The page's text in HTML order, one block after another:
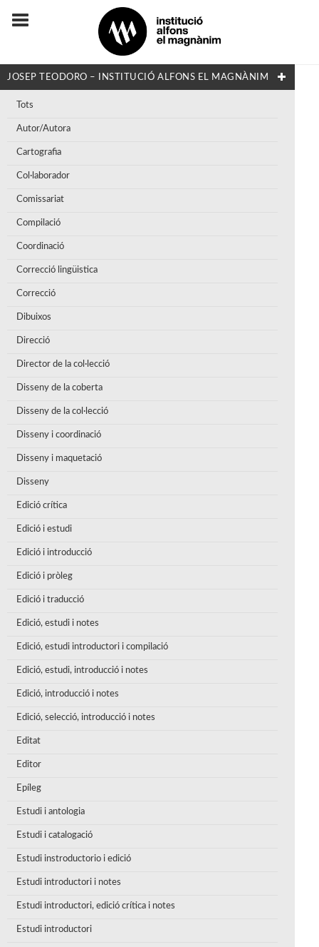
JOSEP TEODORO – INSTITUCIÓ ALFONS EL MAGNÀNIM
Tots
Autor/Autora
Cartografia
Col·laborador
Comissariat
Compilació
Coordinació
Correcció lingüistica
Correcció
Dibuixos
Direcció
Director de la col·lecció
Disseny de la coberta
Disseny de la col·lecció
Disseny i coordinació
Disseny i maquetació
Disseny
Edició crítica
Edició i estudi
Edició i introducció
Edició i pròleg
Edició i traducció
Edició, estudi i notes
Edició, estudi introductori i compilació
Edició, estudi, introducció i notes
Edició, introducció i notes
Edició, selecció, introducció i notes
Editat
Editor
Epíleg
Estudi i antologia
Estudi i catalogació
Estudi instroductorio i edició
Estudi introductori i notes
Estudi introductori, edició crítica i notes
Estudi introductori